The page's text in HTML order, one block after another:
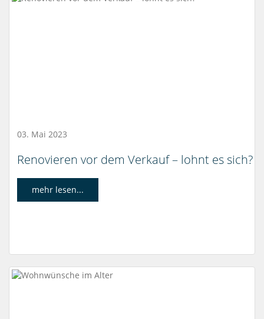
03. Mai 2023
Renovieren vor dem Verkauf – lohnt es sich?
mehr lesen...